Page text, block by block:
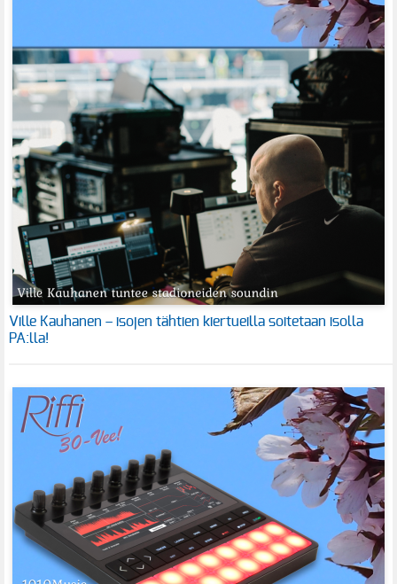
Ville Kauhanen – isojen tähtien kiertueilla soitetaan isolla
PA:lla!